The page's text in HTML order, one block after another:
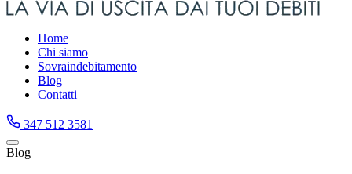
Home
Chi siamo
Sovraindebitamento
Blog
Contatti
347 512 3581
Blog